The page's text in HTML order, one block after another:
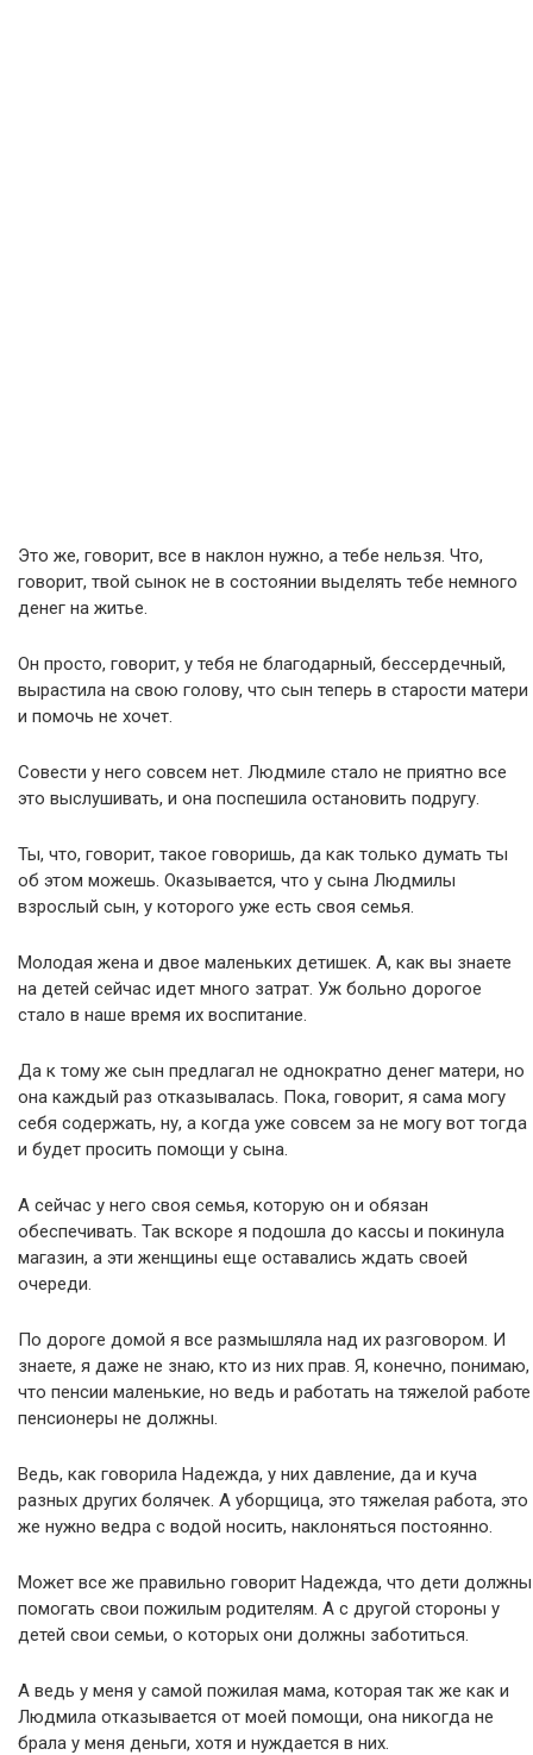
Это же, говорит, все в наклон нужно, а тебе нельзя. Что,
говорит, твой сынок не в состоянии выделять тебе немного
денег на житье.
Он просто, говорит, у тебя не благодарный, бессердечный,
вырастила на свою голову, что сын теперь в старости матери
и помочь не хочет.
Совести у него совсем нет. Людмиле стало не приятно все
это выслушивать, и она поспешила остановить подругу.
Ты, что, говорит, такое говоришь, да как только думать ты
об этом можешь. Оказывается, что у сына Людмилы
взрослый сын, у которого уже есть своя семья.
Молодая жена и двое маленьких детишек. А, как вы знаете
на детей сейчас идет много затрат. Уж больно дорогое
стало в наше время их воспитание.
Да к тому же сын предлагал не однократно денег матери, но
она каждый раз отказывалась. Пока, говорит, я сама могу
себя содержать, ну, а когда уже совсем за не могу вот тогда
и будет просить помощи у сына.
А сейчас у него своя семья, которую он и обязан
обеспечивать. Так вскоре я подошла до кассы и покинула
магазин, а эти женщины еще оставались ждать своей
очереди.
По дороге домой я все размышляла над их разговором. И
знаете, я даже не знаю, кто из них прав. Я, конечно, понимаю,
что пенсии маленькие, но ведь и работать на тяжелой работе
пенсионеры не должны.
Ведь, как говорила Надежда, у них давление, да и куча
разных других болячек. А уборщица, это тяжелая работа, это
же нужно ведра с водой носить, наклоняться постоянно.
Может все же правильно говорит Надежда, что дети должны
помогать свои пожилым родителям. А с другой стороны у
детей свои семьи, о которых они должны заботиться.
А ведь у меня у самой пожилая мама, которая так же как и
Людмила отказывается от моей помощи, она никогда не
брала у меня деньги, хотя и нуждается в них.